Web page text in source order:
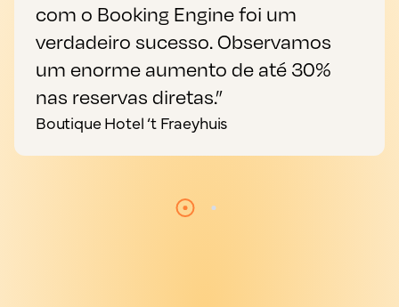
com o Booking Engine foi um
verdadeiro sucesso. Observamos
um enorme aumento de até 30%
nas reservas diretas.”
Boutique Hotel ‘t Fraeyhuis